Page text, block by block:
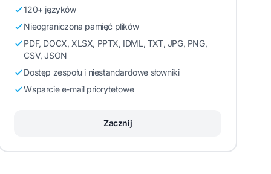
120+ języków
Nieograniczona pamięć plików
PDF, DOCX, XLSX, PPTX, IDML, TXT, JPG, PNG,
CSV, JSON
Dostęp zespołu i niestandardowe słowniki
Wsparcie e-mail priorytetowe
Zacznij